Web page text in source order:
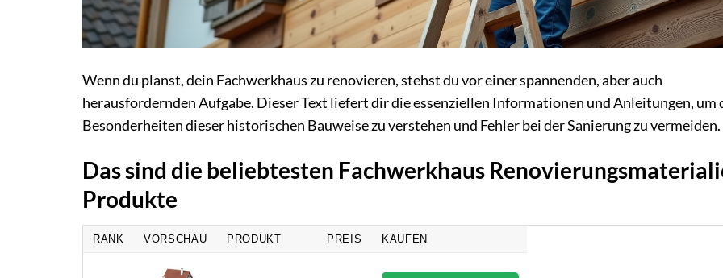
Wenn du planst, dein Fachwerkhaus zu renovieren, stehst du vor einer spannenden, aber auch
herausfordernden Aufgabe. Dieser Text liefert dir die essenziellen Informationen und Anleitungen, um
Besonderheiten dieser historischen Bauweise zu verstehen und Fehler bei der Sanierung zu vermeiden.
Das sind die beliebtesten Fachwerkhaus
Produkte
RANK VORSCHAU PRODUKT PREIS KAUFEN